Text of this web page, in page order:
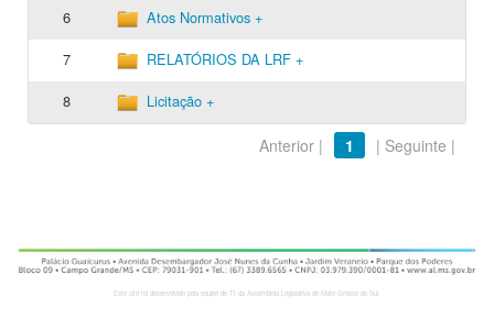
6
Atos Normativos +
7
RELATÓRIOS DA LRF +
8
Licitação +
Anterior | 1 | Seguinte |
Este site foi desenvolvido pela equipe de TI da Assembleia Legislativa de Mato Grosso do Sul.